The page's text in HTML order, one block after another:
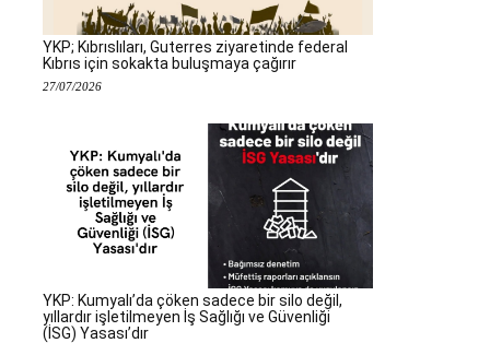
YKP; Kıbrıslıları, Guterres ziyaretinde federal
Kıbrıs için sokakta buluşmaya çağırır
27/07/2026
YKP: Kumyalı’da çöken sadece bir silo değil,
yıllardır işletilmeyen İş Sağlığı ve Güvenliği
(İSG) Yasası’dır